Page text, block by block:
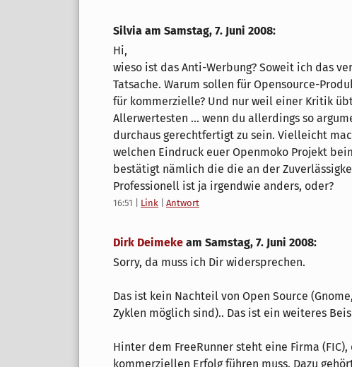
Silvia am Samstag, 7. Juni 2008:
Hi,
wieso ist das Anti-Werbung? Soweit ich das
Tatsache. Warum sollen für Opensource-
für kommerzielle? Und nur weil einer Kritik
Allerwertesten ... wenn du allerdings so
durchaus gerechtfertigt zu sein. Vielleicht
welchen Eindruck euer Openmoko Projekt
bestätigt nämlich die die an der
Professionell ist ja irgendwie anders, oder?
16:51 Link Antwort
Dirk Deimeke am Samstag, 7. Juni 2008:
Sorry, da muss ich Dir widersprechen.
Das ist kein Nachteil von Open Source
Zyklen möglich sind).. Das ist ein weiteres
Hinter dem FreeRunner steht eine Firma
kommerziellen Erfolg führen muss. Dazu